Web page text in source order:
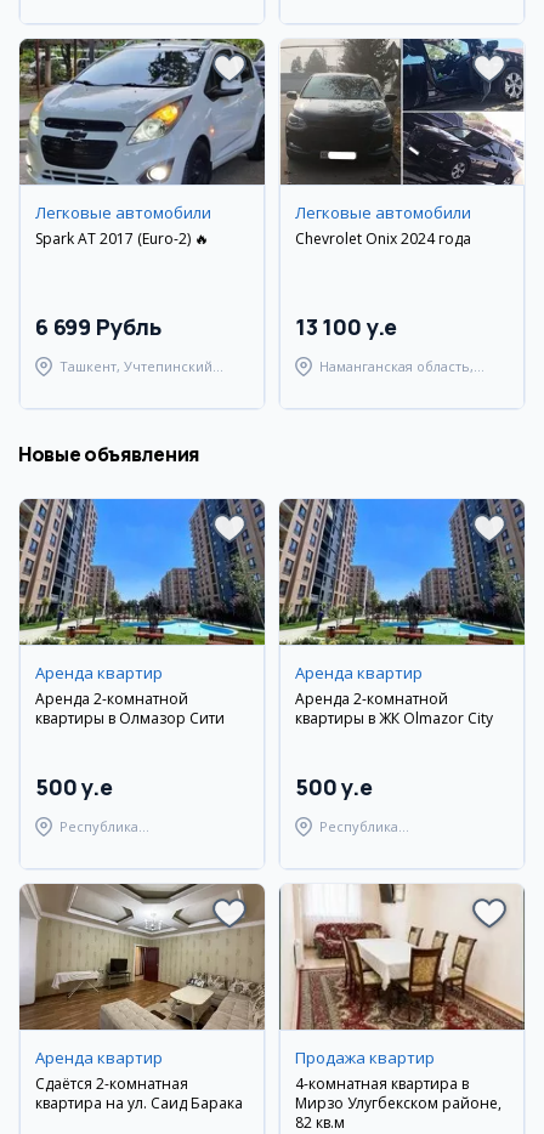
Легковые автомобили
Spark AT 2017 (Euro-2) 🔥
6 699 Рубль
Ташкент, Учтепинский
Легковые автомобили
Chevrolet Onix 2024 года
13 100 y.e
Наманганская область,
Новые объявления
Аренда квартир
Аренда 2-комнатной
квартиры в Олмазор Сити
500 y.e
Республика
Берунийский район
Аренда квартир
Аренда 2-комнатной
квартиры в ЖК Olmazor City
500 y.e
Республика
Берунийский район
Аренда квартир
Сдаётся 2-комнатная
квартира на ул. Саид Барака
Продажа квартир
4-комнатная квартира в
Мирзо Улугбекском районе,
82 кв.м